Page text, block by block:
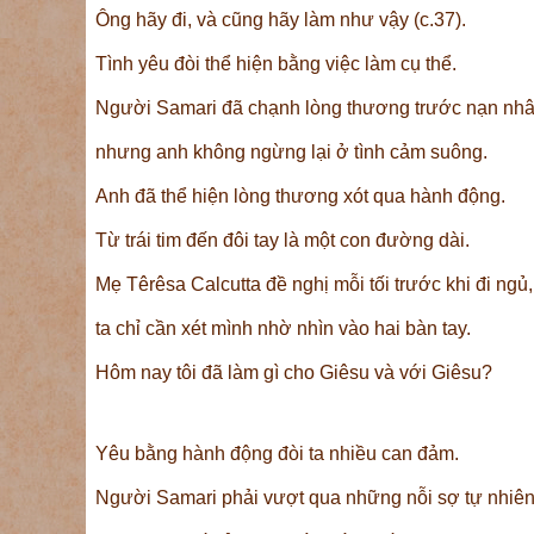
Ông hãy đi, và cũng hãy làm như vậy (c.37).
Tình yêu đòi thể hiện bằng việc làm cụ thể.
Người Samari đã chạnh lòng thương trước nạn
nhưng anh không ngừng lại ở tình cảm suông.
Anh đã thể hiện lòng thương xót qua hành động.
Từ trái tim đến đôi tay là một con đường dài.
Mẹ Têrêsa Calcutta đề nghị mỗi tối trước khi đi ngủ,
ta chỉ cần xét mình nhờ nhìn vào hai bàn tay.
Hôm nay tôi đã làm gì cho Giêsu và với Giêsu?
Yêu bằng hành động đòi ta nhiều can đảm.
Người Samari phải vượt qua những nỗi sợ tự